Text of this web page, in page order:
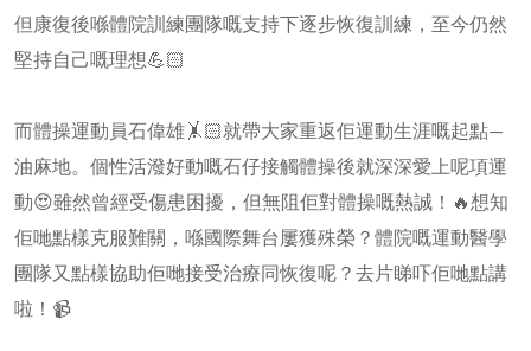
但康復後喺體院訓練團隊嘅支持下逐步恢復訓練，至今仍然
堅持自己嘅理想💪🏻
而體操運動員石偉雄🤸🏻就帶大家重返佢運動生涯嘅起點—
油麻地。個性活潑好動嘅石仔接觸體操後就深深愛上呢項運
動😍雖然曾經受傷患困擾，但無阻佢對體操嘅熱誠！🔥想知
佢哋點樣克服難關，喺國際舞台屢獲殊榮？體院嘅運動醫學
團隊又點樣協助佢哋接受治療同恢復呢？去片睇吓佢哋點講
啦！📹